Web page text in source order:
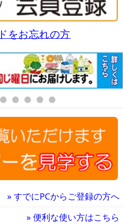
をお忘れの方
» すでにPCからご登録の方へ
» 便利な使い方はこちら